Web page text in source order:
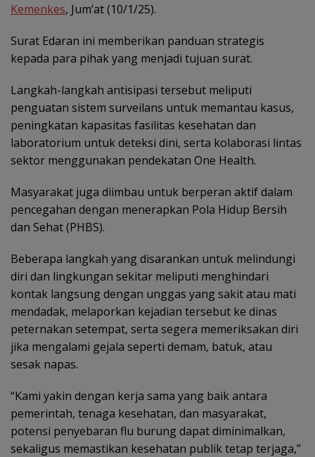
Kemenkes, Jum’at (10/1/25).
Surat Edaran ini memberikan panduan strategis
kepada para pihak yang menjadi tujuan surat.
Langkah-langkah antisipasi tersebut meliputi
penguatan sistem surveilans untuk memantau kasus,
peningkatan kapasitas fasilitas kesehatan dan
laboratorium untuk deteksi dini, serta kolaborasi lintas
sektor menggunakan pendekatan One Health.
Masyarakat juga diimbau untuk berperan aktif dalam
pencegahan dengan menerapkan Pola Hidup Bersih
dan Sehat (PHBS).
Beberapa langkah yang disarankan untuk melindungi
diri dan lingkungan sekitar meliputi menghindari
kontak langsung dengan unggas yang sakit atau mati
mendadak, melaporkan kejadian tersebut ke dinas
peternakan setempat, serta segera memeriksakan diri
jika mengalami gejala seperti demam, batuk, atau
sesak napas.
“Kami yakin dengan kerja sama yang baik antara
pemerintah, tenaga kesehatan, dan masyarakat,
potensi penyebaran flu burung dapat diminimalkan,
sekaligus memastikan kesehatan publik tetap terjaga,”